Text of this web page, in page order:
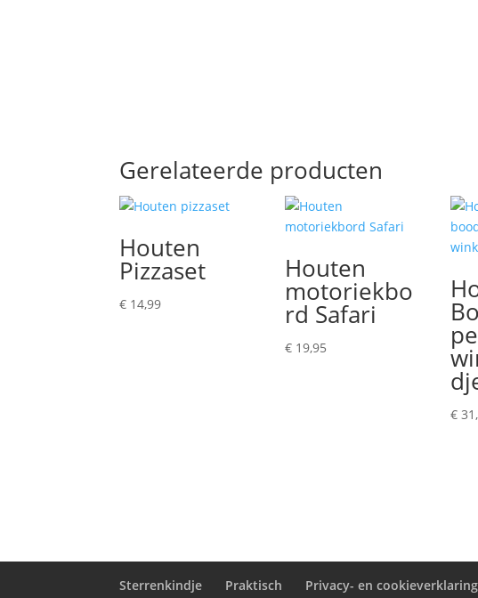
Gerelateerde producten
Houten
Pizzaset
€ 14,99
Houten
motoriekbo
rd Safari
€ 19,95
€
Sterrenkindje Praktisch Privacy- en cookieverklaring